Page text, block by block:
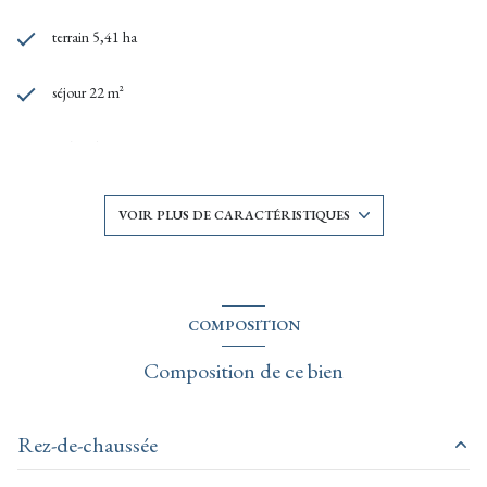
n° 103165800
terrain 5,41 ha
séjour 22 m²
Chauffage central : chaudière (gaz)
VOIR PLUS DE CARACTÉRISTIQUES
COMPOSITION
Composition de ce bien
Rez-de-chaussée